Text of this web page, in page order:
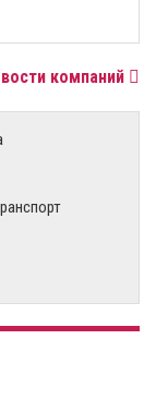
компаний